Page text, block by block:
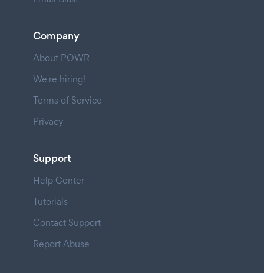
Company
About POWR
We're hiring!
Terms of Service
Privacy
Support
Help Center
Tutorials
Contact Support
Report Abuse